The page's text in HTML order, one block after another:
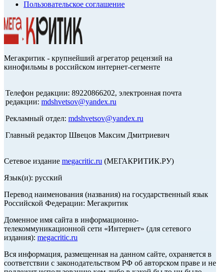
Пользовательское соглашение
Мегакритик - крупнейший агрегатор рецензий на
кинофильмы в российском интернет-сегменте
Телефон редакции: 89220866202, электронная почта
редакции: mdshvetsov@yandex.ru
Рекламный отдел: mdshvetsov@yandex.ru
Главный редактор Швецов Максим Дмитриевич
Сетевое издание megacritic.ru (МЕГАКРИТИК.РУ)
Язык(и): русский
Перевод наименования (названия) на государственный язык
Российской Федерации: Мегакритик
Доменное имя сайта в информационно-
телекоммуникационной сети «Интернет» (для сетевого
издания): megacritic.ru
Вся информация, размещенная на данном сайте, охраняется в
соответствии с законодательством РФ об авторском праве и не